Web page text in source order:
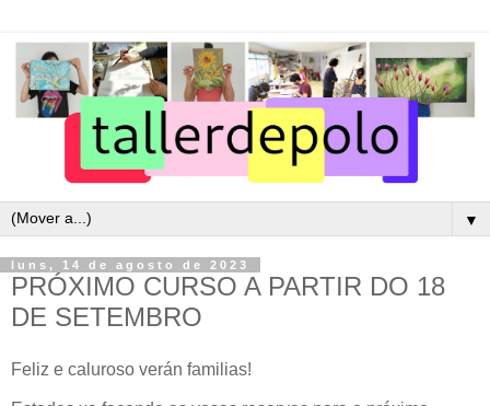
▼
luns, 14 de agosto de 2023
PRÓXIMO CURSO A PARTIR DO 18
DE SETEMBRO
Feliz e caluroso verán familias!